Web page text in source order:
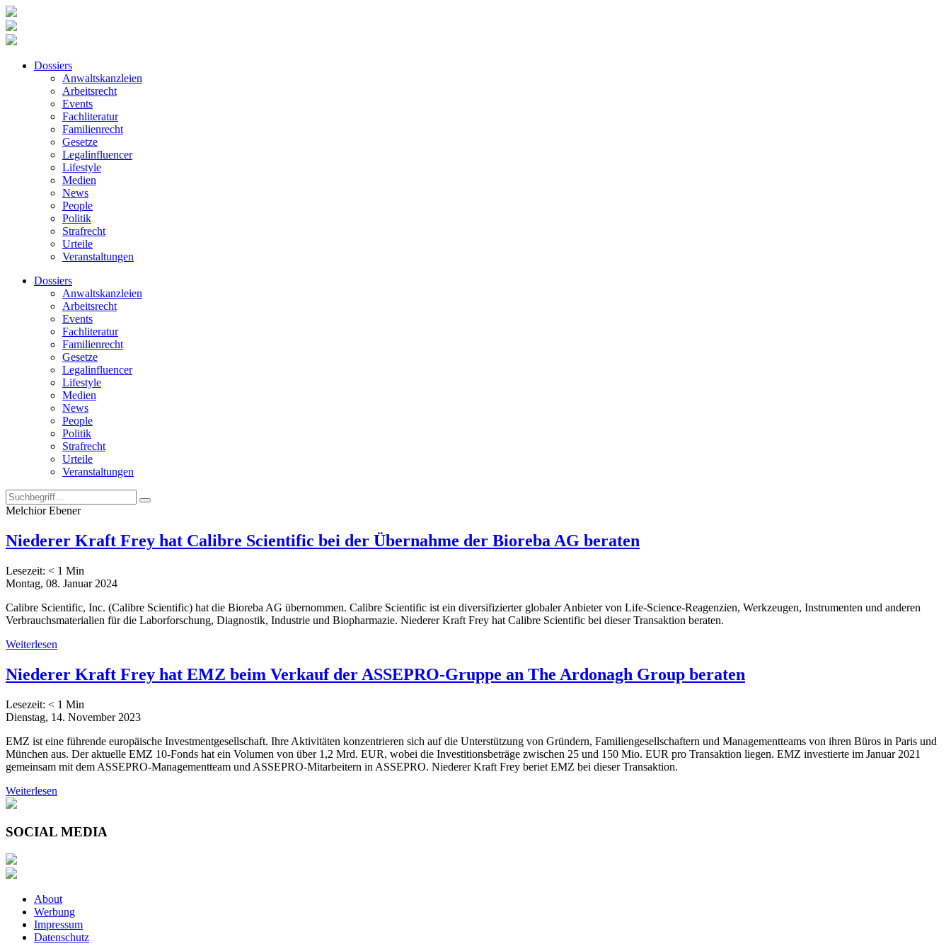
Dossiers
Anwaltskanzleien
Arbeitsrecht
Events
Fachliteratur
Familienrecht
Gesetze
Legalinfluencer
Lifestyle
Medien
News
People
Politik
Strafrecht
Urteile
Veranstaltungen
Dossiers
Anwaltskanzleien
Arbeitsrecht
Events
Fachliteratur
Familienrecht
Gesetze
Legalinfluencer
Lifestyle
Medien
News
People
Politik
Strafrecht
Urteile
Veranstaltungen
Melchior Ebener
Niederer Kraft Frey hat Calibre Scientific bei der Übernahme der Bioreba AG beraten
Lesezeit: < 1 Min
Montag, 08. Januar 2024
Calibre Scientific, Inc. (Calibre Scientific) hat die Bioreba AG übernommen. Calibre Scientific ist ein diversifizierter globaler Anbieter von Life-Science-Reagenzien, Werkzeugen, Instrumenten und anderen
Verbrauchsmaterialien für die Laborforschung, Diagnostik, Industrie und Biopharmazie. Niederer Kraft Frey hat Calibre Scientific bei dieser Transaktion beraten.
Weiterlesen
Niederer Kraft Frey hat EMZ beim Verkauf der ASSEPRO-Gruppe an The Ardonagh Group beraten
Lesezeit: < 1 Min
Dienstag, 14. November 2023
EMZ ist eine führende europäische Investmentgesellschaft. Ihre Aktivitäten konzentrieren sich auf die Unterstützung von Gründern, Familiengesellschaftern und Managementteams von ihren Büros in Paris und
München aus. Der aktuelle EMZ 10-Fonds hat ein Volumen von über 1,2 Mrd. EUR, wobei die Investitionsbeträge zwischen 25 und 150 Mio. EUR pro Transaktion liegen. EMZ investierte im Januar 2021
gemeinsam mit dem ASSEPRO-Managementteam und ASSEPRO-Mitarbeitern in ASSEPRO. Niederer Kraft Frey beriet EMZ bei dieser Transaktion.
Weiterlesen
SOCIAL MEDIA
About
Werbung
Impressum
Datenschutz